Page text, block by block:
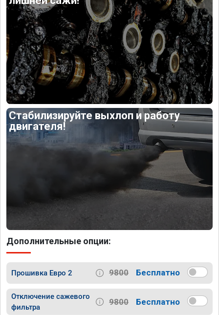
Стабилизируйте выхлоп и работу
двигателя!
Дополнительные опции:
Прошивка Евро 2 9800 Бесплатно
Отключение сажевого
фильтра
9800 Бесплатно